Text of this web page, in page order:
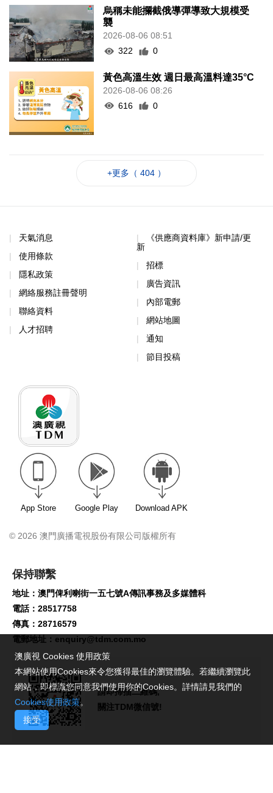
烏稱未能攔截俄導彈導致大規模受
襲
2026-08-06 08:51
322
0
黃色高溫生效 週日最高溫料達35°C
2026-08-06 08:26
616
0
+更多（ 404 ）
天氣消息
使用條款
隱私政策
網絡服務註冊聲明
聯絡資料
人才招聘
《供應商資料庫》新申請/更
新
招標
廣告資訊
內部電郵
網站地圖
通知
節目投稿
App Store Google Play Download APK
© 2026 澳門廣播電視股份有限公司版權所有
保持聯繫
地址：澳門俾利喇街一五七號A傳訊事務及多媒體科
電話：28517758
傳真：28716579
電郵地址： enquiry@tdm.com.mo
請即掃描二維碼,
關注TDM微信號!
澳廣視 Cookies 使用政策
本網站使用Cookies來令您獲得最佳的瀏覽體驗。若繼續瀏覽此
網站，即標識您同意我們使用你的Cookies。詳情請見我們的
Cookies使用政策。
接受